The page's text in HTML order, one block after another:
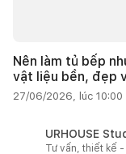
Nên làm tủ bếp
vật liệu bền, đẹp
27/06/2026, lúc 10:00
URHOUSE
Tư vấn, thiết kế -